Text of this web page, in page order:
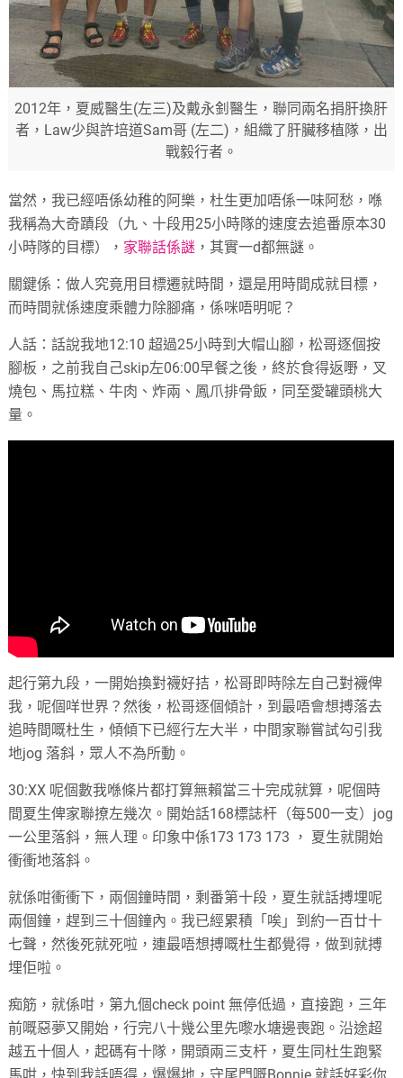
2012年，夏威醫生(左三)及戴永釗醫生，聯同兩名捐肝換肝
者，Law少與許培道Sam哥 (左二)，組織了肝臟移植隊，出
戰毅行者。
當然，我已經唔係幼稚的阿樂，杜生更加唔係一味阿愁，喺
我稱為大奇蹟段（九、十段用25小時隊的速度去追番原本30
小時隊的目標）， 家聯話係謎 ，其實一d都無謎。
關鍵係：做人究竟用目標遷就時間，還是用時間成就目標，
而時間就係速度乘體力除腳痛，係咪唔明呢？
人話：話說我地12:10 超過25小時到大帽山腳，松哥逐個按
腳板，之前我自己skip左06:00早餐之後，終於食得返嘢，叉
燒包、馬拉糕、牛肉、炸兩、鳳爪排骨飯，同至愛罐頭桃大
量。
起行第九段，一開始換對襪好拮，松哥即時除左自己對襪俾
我，呢個咩世界？然後，松哥逐個傾計，到最唔會想搏落去
追時間嘅杜生，傾傾下已經行左大半，中間家聯嘗試勾引我
地jog 落斜，眾人不為所動。
30:XX 呢個數我喺條片都打算無賴當三十完成就算，呢個時
間夏生俾家聯撩左幾次。開始話168標誌杆（每500一支）jog
一公里落斜，無人理。印象中係173 173 173 ， 夏生就開始
衝衝地落斜。
就係咁衝衝下，兩個鐘時間，剩番第十段，夏生就話搏埋呢
兩個鐘，趕到三十個鐘內。我已經累積「唉」到約一百廿十
七聲，然後死就死啦，連最唔想搏嘅杜生都覺得，做到就搏
埋佢啦。
痴筋，就係咁，第九個check point 無停低過，直接跑，三年
前嘅惡夢又開始，行完八十幾公里先嚟水塘邊喪跑。沿途超
越五十個人，起碼有十隊，開頭兩三支杆，夏生同杜生跑緊